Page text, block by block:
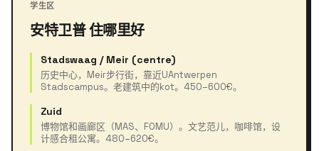
学生区
安特卫普 住哪里好
Stadswaag / Meir (centre)
历史中心，Meir步行街，靠近UAntwerpen
Stadscampus。老建筑中的kot。450–600€。
Zuid
博物馆和画廊区（MAS、FOMU）。文艺范儿，咖啡馆，设
计感合租公寓。480–620€。